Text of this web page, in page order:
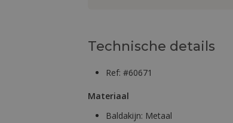
Technische details
Ref: #60671
Materiaal
Baldakijn: Metaal